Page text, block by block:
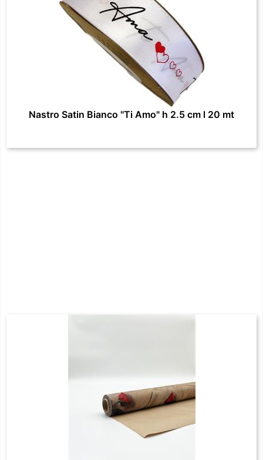
Nastro Satin Bianco "Ti Amo" h 2.5 cm l 20 mt